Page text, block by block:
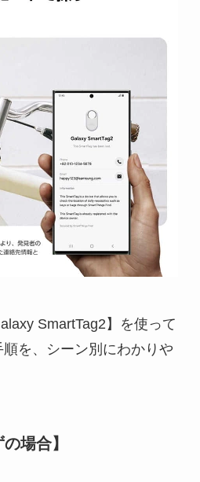
SmartTag2】を使って
を、シーン別にわかりや
場合】